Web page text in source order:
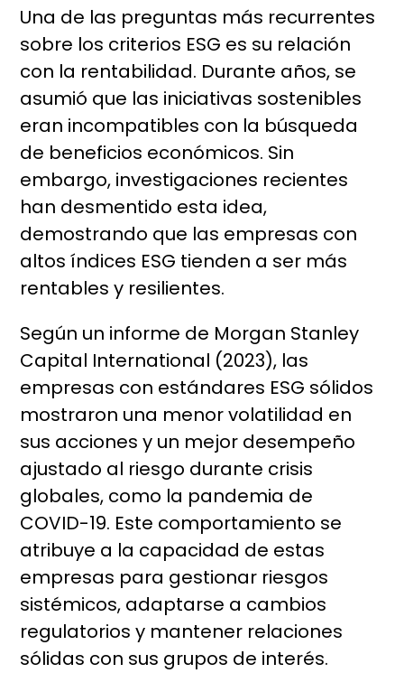
Una de las preguntas más recurrentes
sobre los criterios ESG es su relación
con la rentabilidad. Durante años, se
asumió que las iniciativas sostenibles
eran incompatibles con la búsqueda
de beneficios económicos. Sin
embargo, investigaciones recientes
han desmentido esta idea,
demostrando que las empresas con
altos índices ESG tienden a ser más
rentables y resilientes.
Según un informe de Morgan Stanley
Capital International (2023), las
empresas con estándares ESG sólidos
mostraron una menor volatilidad en
sus acciones y un mejor desempeño
ajustado al riesgo durante crisis
globales, como la pandemia de
COVID-19. Este comportamiento se
atribuye a la capacidad de estas
empresas para gestionar riesgos
sistémicos, adaptarse a cambios
regulatorios y mantener relaciones
sólidas con sus grupos de interés.